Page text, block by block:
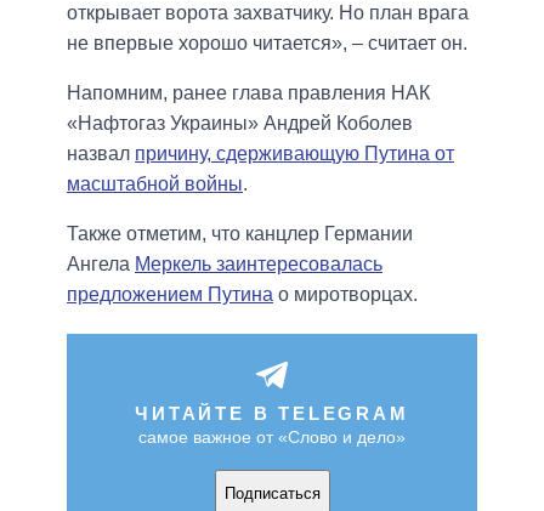
открывает ворота захватчику. Но план врага
не впервые хорошо читается», – считает он.
Напомним, ранее глава правления НАК
«Нафтогаз Украины» Андрей Коболев
назвал причину, сдерживающую Путина от
масштабной войны.
Также отметим, что канцлер Германии
Ангела Меркель заинтересовалась
предложением Путина о миротворцах.
ЧИТАЙТЕ В TELEGRAM
самое важное от «Слово и дело»
Подписаться